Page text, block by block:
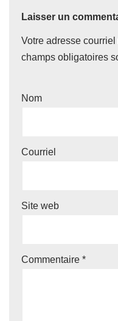
Laisser un
Votre adresse
champs obligatoires
Nom
Courriel
Site web
Commentaire *